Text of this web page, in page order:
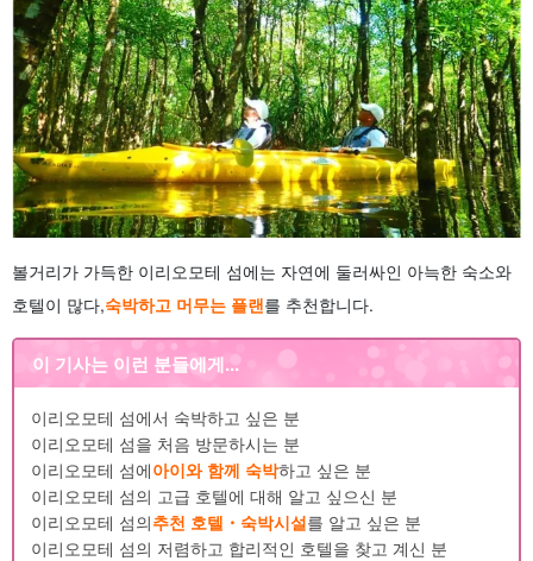
볼거리가 가득한 이리오모테 섬에는 자연에 둘러싸인 아늑한 숙소와
호텔이 많다,숙박하고 머무는 플랜를 추천합니다.
이 기사는 이런 분들에게...
이리오모테 섬에서 숙박하고 싶은 분
이리오모테 섬을 처음 방문하시는 분
이리오모테 섬에아이와 함께 숙박하고 싶은 분
이리오모테 섬의 고급 호텔에 대해 알고 싶으신 분
이리오모테 섬의추천 호텔・숙박시설를 알고 싶은 분
이리오모테 섬의 저렴하고 합리적인 호텔을 찾고 계신 분